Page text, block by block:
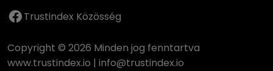
Trustindex Közösség
Copyright © 2026 Minden jog fenntartva
www.trustindex.io | info@trustindex.io